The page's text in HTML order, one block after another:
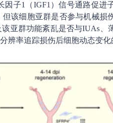
子1（IGF1）信号通路促进
该细胞亚群是否参与机械损
亚群功能紊乱是否与IUAs、
辨率追踪损伤后细胞动态变化